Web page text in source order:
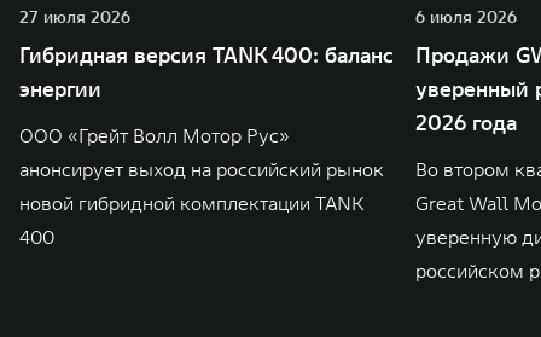
27 июля 2026
Гибридная версия TANK 400: баланс
энергии
ООО «Грейт Волл Мотор Рус»
анонсирует выход на российский рынок
новой гибридной комплектации TANK
400
6 июля 2026
Продажи
уверенный
2026 года
Во втором
Great Wall
уверенную
российском